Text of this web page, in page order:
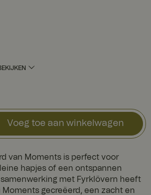
Voeg toe aan winkelwagen
van Moments is perfect voor
hapjes of een ontspannen
met Fyrklövern heeft
Moments gecreëerd, een zacht en